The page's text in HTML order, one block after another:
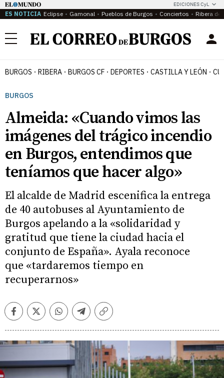
EDICIONES CyL
ES NOTICIA Eclipse Gamonal Pueblos de Burgos Conciertos Ribera del
Menú
BURGOS RIBERA BURGOS CF DEPORTES CASTILLA Y LEÓN
BURGOS
Almeida: «Cuando vimos las
imágenes del trágico incendio
en Burgos, entendimos que
teníamos que hacer algo»
El alcalde de Madrid escenifica la entrega
de 40 autobuses al Ayuntamiento de
Burgos apelando a la «solidaridad y
gratitud que tiene la ciudad hacia el
conjunto de España». Ayala reconoce
que «tardaremos tiempo en
recuperarnos»
FacebookTwitterWhatsappTelegramCopiar